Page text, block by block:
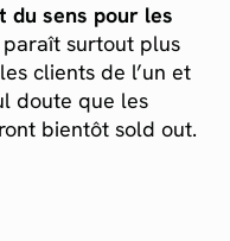
du sens pour les
surtout plus
clients de l’un et
doute que les
bientôt sold out.